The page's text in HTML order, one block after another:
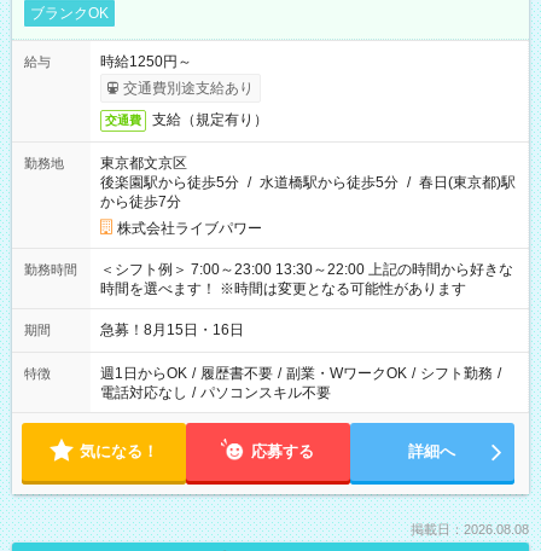
ブランクOK
給与
時給1250円～
交通費別途支給あり
交通費 支給（規定有り）
勤務地
東京都文京区
後楽園駅から徒歩5分 / 水道橋駅から徒歩5分 / 春日(東京都)駅
から徒歩7分
株式会社ライブパワー
勤務時間
＜シフト例＞ 7:00～23:00 13:30～22:00 上記の時間から好きな
時間を選べます！ ※時間は変更となる可能性があります
期間 急募！8月15日・16日
特徴 週1日からOK / 履歴書不要 / 副業・WワークOK / シフト勤務 /
電話対応なし / パソコンスキル不要
気になる！ 応募する 詳細へ
掲載日：2026.08.08